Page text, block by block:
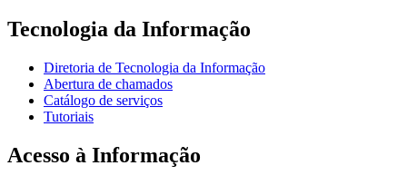
Tecnologia da Informação
Diretoria de Tecnologia da Informação
Abertura de chamados
Catálogo de serviços
Tutoriais
Acesso à Informação